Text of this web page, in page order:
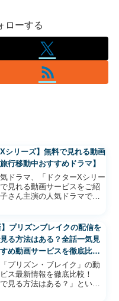
ローする
Xシリーズ】無料で見れる動画
行移動中おすすめドラマ】
ドラマ、「ドクターXシリー
見れる動画サービスをご紹
さん主演の人気ドラマです
すすめ！長時間のフライトや
ドラマなら...
】プリズンブレイクの配信を
る方法はある？全話一気見
め動画サービスを徹底比
プリズン・ブレイク」の動
ス最新情報を徹底比較！
で見る方法はある？」という